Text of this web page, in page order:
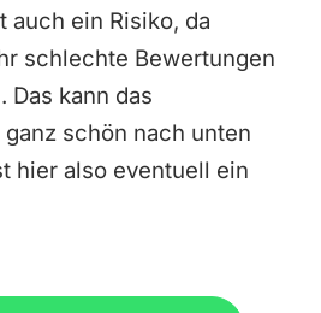
auch ein Risiko, da
schlechte Bewertungen
Das kann das
schön nach unten
hier also eventuell ein